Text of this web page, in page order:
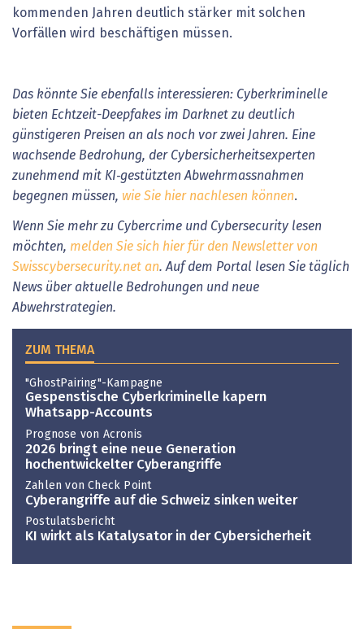
kommenden Jahren deutlich stärker mit solchen
Vorfällen wird beschäftigen müssen.
Das könnte Sie ebenfalls interessieren: Cyberkriminelle
bieten Echtzeit-Deepfakes im Darknet zu deutlich
günstigeren Preisen an als noch vor zwei Jahren. Eine
wachsende Bedrohung, der Cybersicherheitsexperten
zunehmend mit KI‑gestützten Abwehrmassnahmen
begegnen müssen, wie Sie hier nachlesen können.
Wenn Sie mehr zu Cybercrime und Cybersecurity lesen
möchten, melden Sie sich hier für den Newsletter von
Swisscybersecurity.net an. Auf dem Portal lesen Sie täglich
News über aktuelle Bedrohungen und neue
Abwehrstrategien.
ZUM THEMA
"GhostPairing"-Kampagne
Gespenstische Cyberkriminelle kapern
Whatsapp-Accounts
Prognose von Acronis
2026 bringt eine neue Generation
hochentwickelter Cyberangriffe
Zahlen von Check Point
Cyberangriffe auf die Schweiz sinken weiter
Postulatsbericht
KI wirkt als Katalysator in der Cybersicherheit